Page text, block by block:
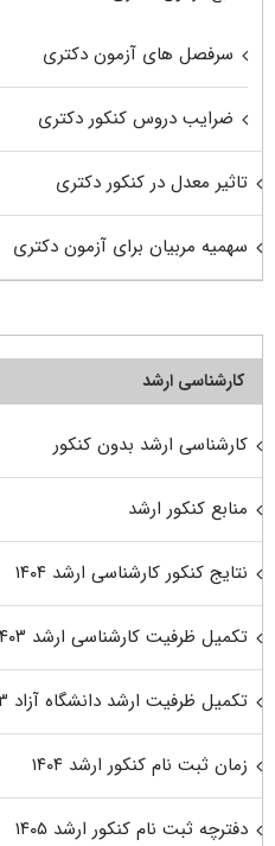
سرفصل های آزمون دکتری
ضرایب دروس کنکور دکتری
تاثیر معدل در کنکور دکتری
سهمیه مربیان برای آزمون دکتری
کارشناسی ارشد
کارشناسی ارشد بدون کنکور
منابع کنکور ارشد
نتایج کنکور کارشناسی ارشد ۱۴۰۴
تکمیل ظرفیت کارشناسی ارشد ۱۴۰۳
تکمیل ظرفیت ارشد دانشگاه آزاد ۱۴۰۳
زمان ثبت نام کنکور ارشد ۱۴۰۴
دفترچه ثبت نام کنکور ارشد ۱۴۰۵